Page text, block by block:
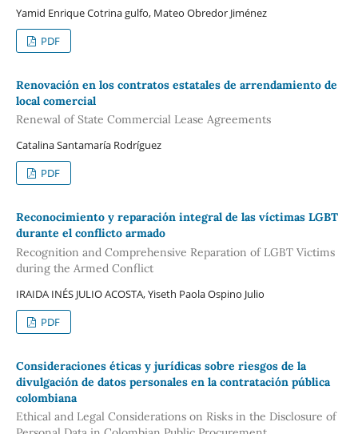
Yamid Enrique Cotrina gulfo, Mateo Obredor Jiménez
PDF
Renovación en los contratos estatales de arrendamiento de
local comercial
Renewal of State Commercial Lease Agreements
Catalina Santamaría Rodríguez
PDF
Reconocimiento y reparación integral de las víctimas LGBT
durante el conflicto armado
Recognition and Comprehensive Reparation of LGBT Victims
during the Armed Conflict
IRAIDA INÉS JULIO ACOSTA, Yiseth Paola Ospino Julio
PDF
Consideraciones éticas y jurídicas sobre riesgos de la
divulgación de datos personales en la contratación pública
colombiana
Ethical and Legal Considerations on Risks in the Disclosure of